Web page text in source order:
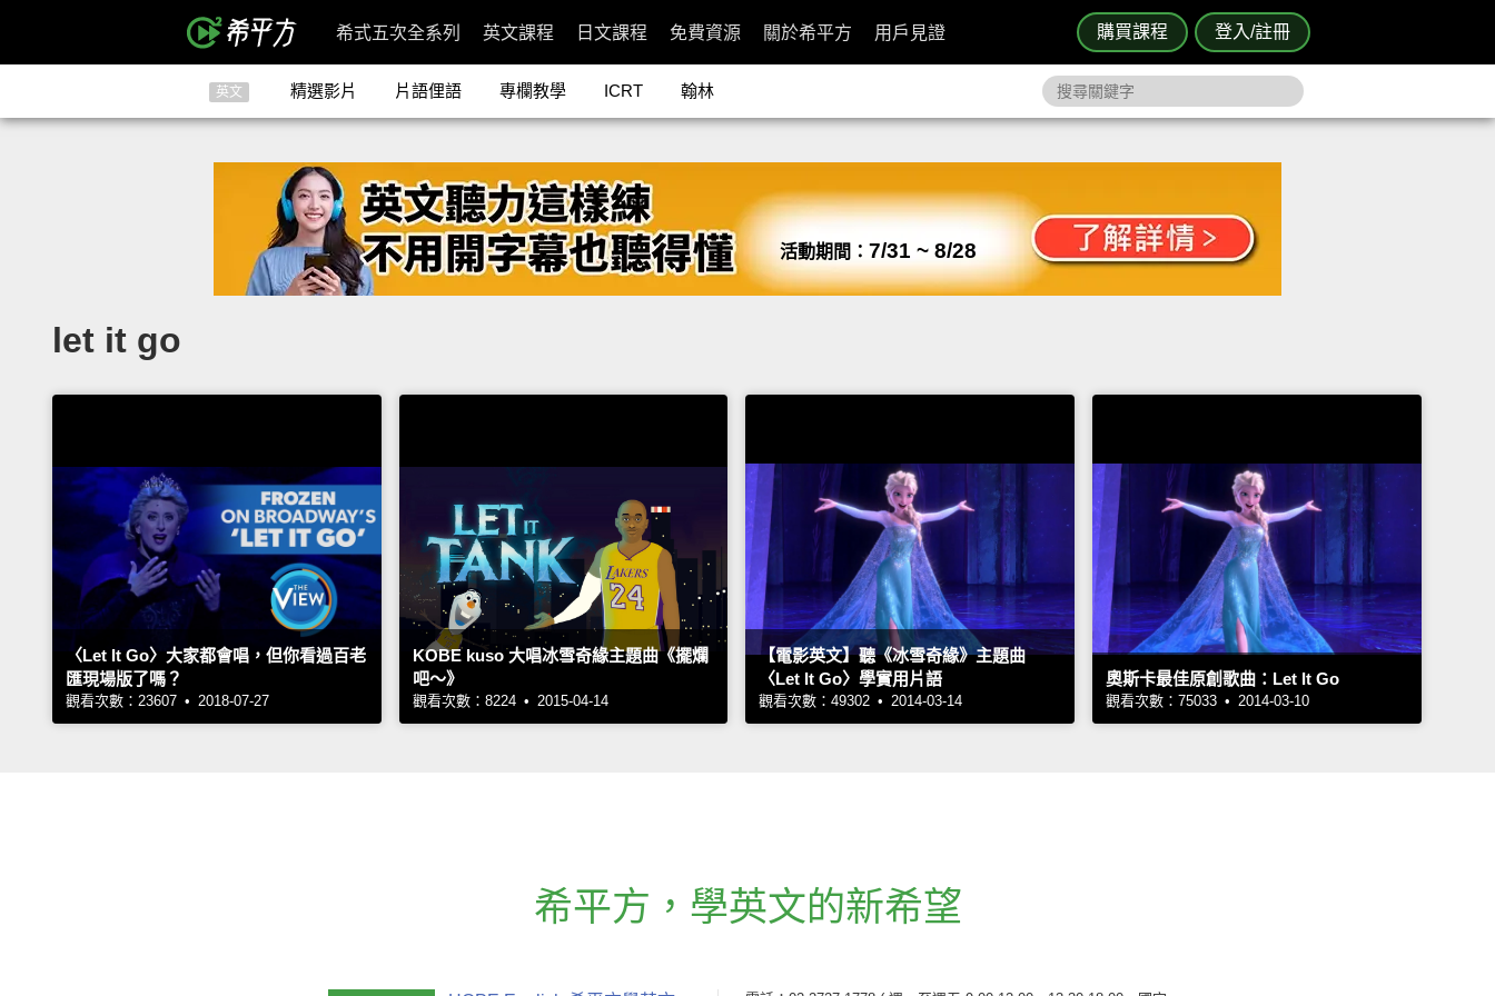
購買課程 登入/註冊
希式五次全系列 英文課程 日文課程 免費資源 關於希平方 用戶見證
英文 精選影片 片語俚語 專欄教學 ICRT 翰林
活動期間： 7/31 ~ 8/28
let it go
〈Let It Go〉大家都會唱，但你看過百老
匯現場版了嗎？
觀看次數：23607 • 2018-07-27
KOBE kuso 大唱冰雪奇緣主題曲《擺爛
吧～》
觀看次數：8224 • 2015-04-14
【電影英文】聽《冰雪奇緣》主題曲
〈Let It Go〉學實用片語
觀看次數：49302 • 2014-03-14
奧斯卡最佳原創歌曲：Let It Go
觀看次數：75033 • 2014-03-10
希平方 ， 學英文的新希望